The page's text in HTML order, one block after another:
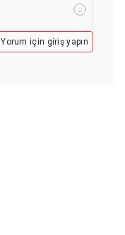
Yorum için giriş yapın